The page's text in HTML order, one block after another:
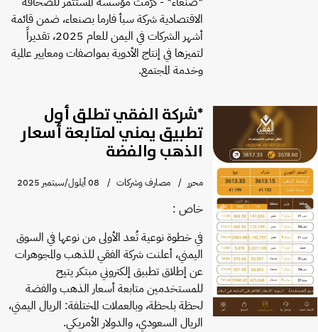
الاقتصادية شركة سبأ فارما بصنعاء، ضمن قائمة
أشهر الشركات في اليمن للعام 2025، تقديراً
لتميزها في إنتاج الأدوية بمواصفات ومعايير عالمية
وخدمة المجتمع.
*شركة الفقي تطلق أول
تطبيق يمني لمتابعة أسعار
الذهب والفضة
محرر مصارف وشركات 08 أيلول/سبتمبر 2025
خاص :
في خطوة نوعية تُعد الأولى من نوعها في السوق
اليمني، أعلنت شركة الفقي للذهب والمجوهرات
عن إطلاق تطبيق إلكتروني مبتكر يتيح
للمستخدمين متابعة أسعار الذهب والفضة
لحظة بلحظة، وبالعملات المختلفة: الريال اليمني،
الريال السعودي، والدولار الأمريكي.
Previous Next